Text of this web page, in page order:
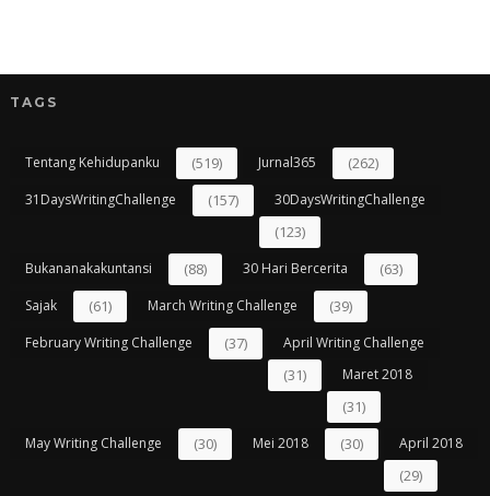
TAGS
Tentang Kehidupanku (519) Jurnal365 (262)
31DaysWritingChallenge (157) 30DaysWritingChallenge
(123)
Bukananakakuntansi (88) 30 Hari Bercerita (63)
Sajak (61) March Writing Challenge (39)
February Writing Challenge (37) April Writing Challenge
(31) Maret 2018
(31)
May Writing Challenge (30) Mei 2018 (30) April 2018
(29)